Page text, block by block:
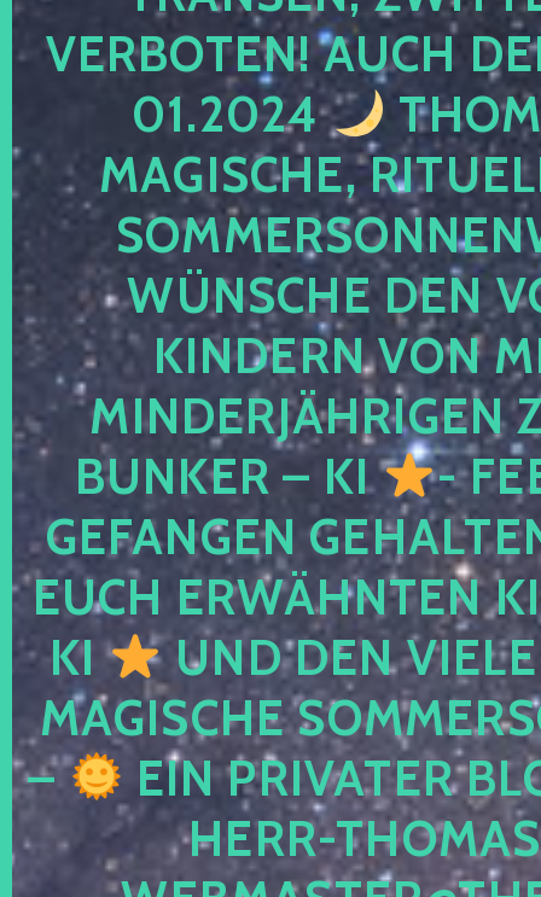
VERBOTEN! AUCH
01.2024
MAGISCHE,
WÜNSCHE DEN
KINDERN VON
MINDERJÄHRIGEN
BUNKER – KI
-
GEFANGEN
EUCH ERWÄHNTEN
KI
UND DEN
MAGISCHE
–
EIN PRIVATER
HERR-